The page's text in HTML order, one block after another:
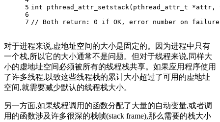
5
6
7
int
pthread_attr_setstack( pthread_attr_t *attr,
// Both return: 0 if OK, error number on failure
对于进程来说,虚地址空间的大小是固定的。因为进程中只有
一个栈,所以它的大小通常不是问题。但对于线程来说,同样大
小的虚地址空间必须被所有的线程栈共享。如果应用程序使用
了许多线程,以致这些线程栈的累计大小超过了可用的虚地址
空间,就需要减少默认的线程栈大小。
另一方面,如果线程调用的函数分配了大量的自动变量,或者调
用的函数涉及许多很深的栈帧(stack frame),那么需要的栈大小